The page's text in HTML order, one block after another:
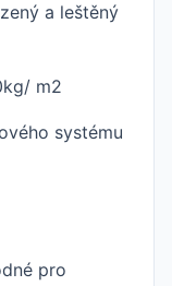
a leštěný
m2
systému
pro